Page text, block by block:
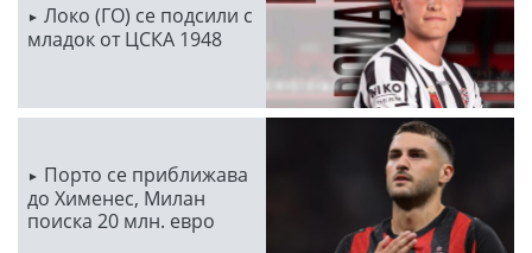
Локо (ГО) се подсили с
младок от ЦСКА 1948
Порто се приближава
до Хименес, Милан
поиска 20 млн. евро